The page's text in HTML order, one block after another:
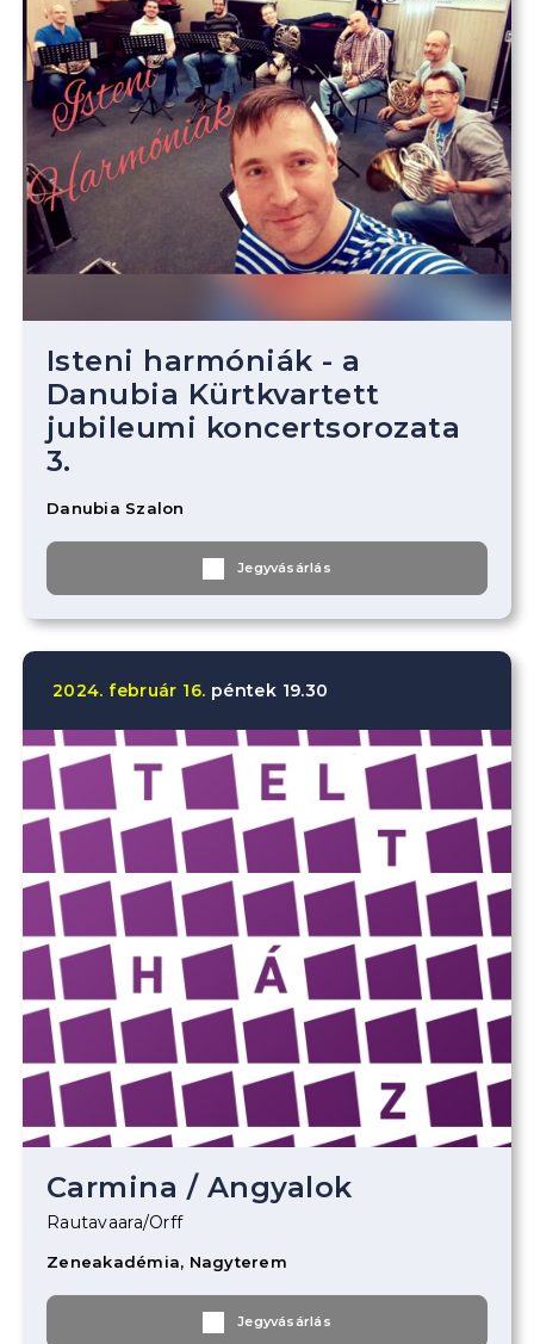
Isteni harmóniák - a
Danubia Kürtkvartett
jubileumi koncertsorozata
3.
Danubia Szalon
Jegyvásárlás
2024. február 16. péntek 19.30
Carmina /Angyalok
Rautavaara/Orff
Zeneakadémia, Nagyterem
Jegyvásárlás